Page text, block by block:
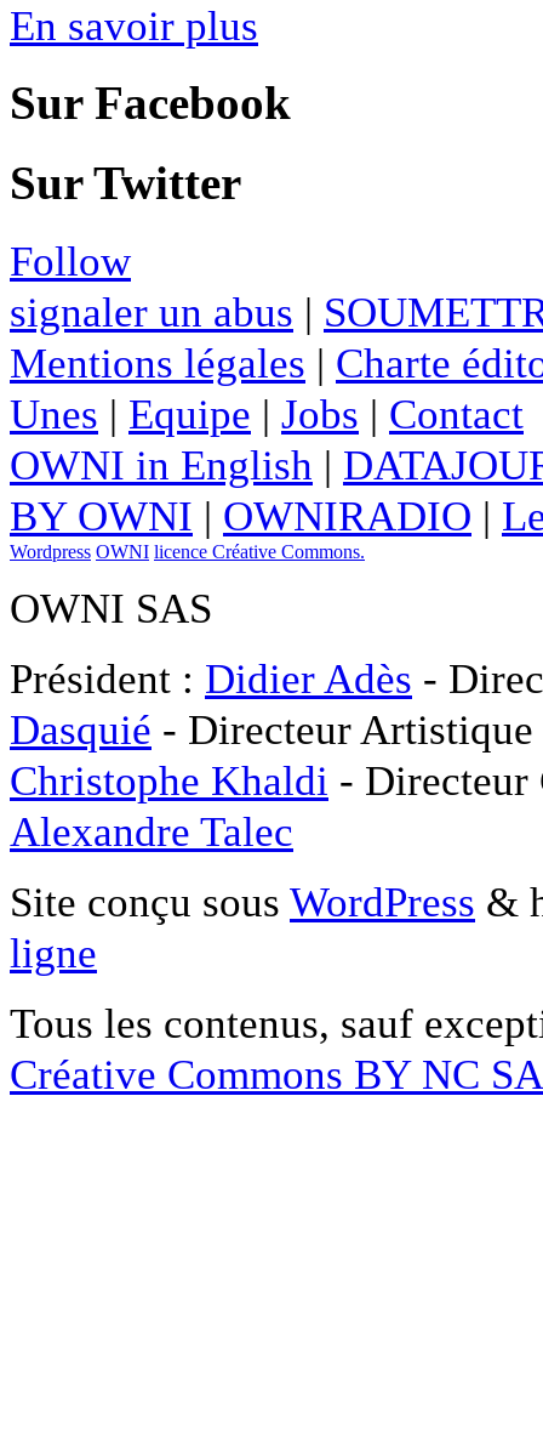
En savoir plus
Sur Facebook
Sur Twitter
Follow
signaler un abus |
Mentions légales | Charte
Unes | Equipe | Jobs | Contact
OWNI in English |
BY OWNI | OWNIRADIO |
Wordpress OWNI licence Créative Commons.
OWNI SAS
Président : Didier Adès -
Dasquié - Directeur
Christophe Khaldi -
Alexandre Talec
Site conçu sous WordPress &
ligne
Tous les contenus, sauf
Créative Commons BY NC SA